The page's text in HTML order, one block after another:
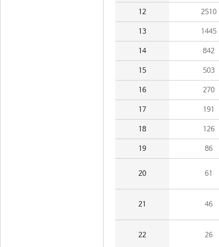
12 2510
13 1445
14 842
15 503
16 270
17 191
18 126
19 86
20 61
21 46
22 26